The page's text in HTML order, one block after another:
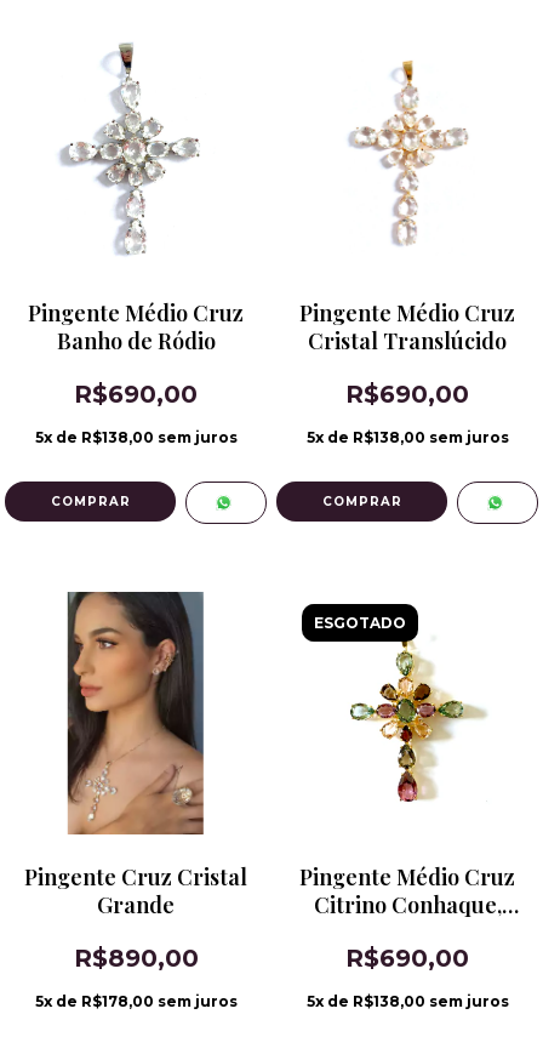
Pingente Médio Cruz
Banho de Ródio
R$690,00
5x de R$138,00 sem juros
Pingente Médio Cruz
Cristal Translúcido
R$690,00
5x de R$138,00 sem juros
Pingente Cruz Cristal
Grande
R$890,00
5x de R$178,00 sem juros
ESGOTADO
Pingente Médio Cruz
Citrino Conhaque,
Verde e Fumê
R$690,00
5x de R$138,00 sem juros